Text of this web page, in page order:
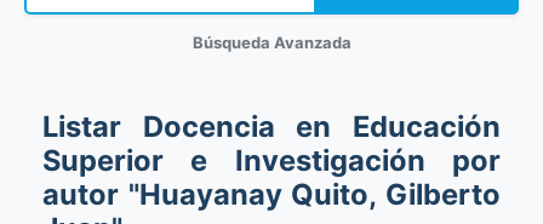
Búsqueda Avanzada
Listar Docencia en Educación
Superior e Investigación por
autor "Huayanay Quito, Gilberto